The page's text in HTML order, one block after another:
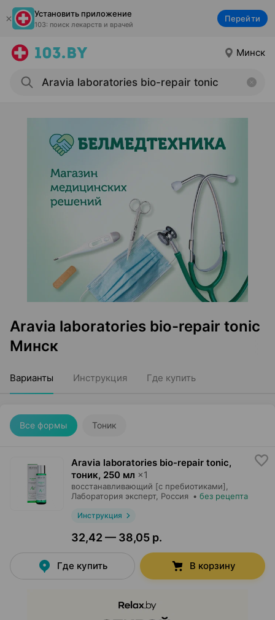
Установить приложение
103: поиск лекарств и врачей
Перейти
Минск
Aravia laboratories bio-repair tonic
Минск
Варианты Инструкция Где купить
Все формы Тоник
Aravia laboratories bio-repair tonic,
тоник, 250 мл ×1
восстанавливающий [с пребиотиками],
Лаборатория эксперт, Россия • без рецепта
Инструкция
32,42 — 38,05 р.
Где купить В корзину